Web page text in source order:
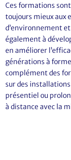
Ces formations
toujours mieux aux
d’environnement et
également à
en améliorer
générations à
complément des
sur des
présentiel ou
à distance avec la